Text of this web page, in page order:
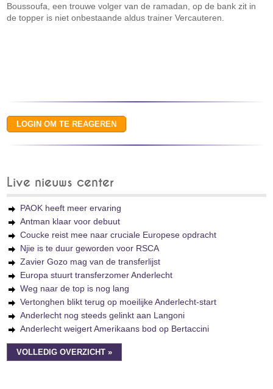
Boussoufa, een trouwe volger van de ramadan, op de bank zit in
de topper is niet onbestaande aldus trainer Vercauteren.
Live nieuws center
PAOK heeft meer ervaring
Antman klaar voor debuut
Coucke reist mee naar cruciale Europese opdracht
Njie is te duur geworden voor RSCA
Zavier Gozo mag van de transferlijst
Europa stuurt transferzomer Anderlecht
Weg naar de top is nog lang
Vertonghen blikt terug op moeilijke Anderlecht-start
Anderlecht nog steeds gelinkt aan Langoni
Anderlecht weigert Amerikaans bod op Bertaccini
VOLLEDIG OVERZICHT »